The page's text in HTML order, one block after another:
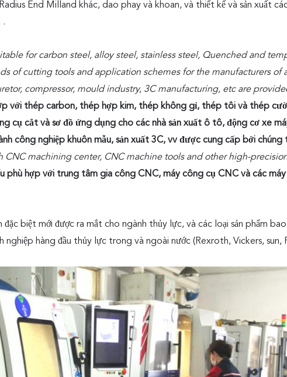
End Milland khác, dao phay và khoan, và thiết kế và sản xuất
.
for carbon steel, alloy steel, stainless steel, Quenched and
of cutting tools and application schemes for the manufacturers
compressor, mould industry, 3C manufacturing, etc are
với thép carbon, thép hợp kim, thép không gỉ, thép tôi và thép
cụ cắt và sơ đồ ứng dụng cho các nhà sản xuất ô tô, động cơ xe
công nghiệp khuôn mẫu, sản xuất 3C, vv được cung cấp bởi chúng
CNC machining center, CNC machine tools and other high-
phù hợp với trung tâm gia công CNC, máy công cụ CNC và các
biệt mới được ra mắt cho ngành thủy lực, và các loại sản phẩm
nghiệp hàng đầu thủy lực trong và ngoài nước (Rexroth, Vickers,